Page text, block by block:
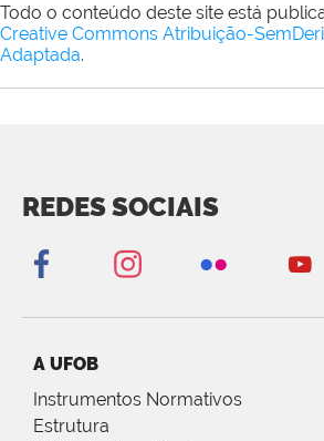
Todo o conteúdo deste site está
Creative Commons Atribuição-
Adaptada.
REDES SOCIAIS
A UFOB
Instrumentos Normativos
Estrutura